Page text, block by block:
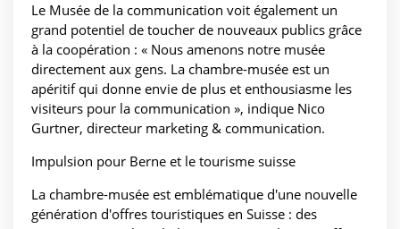
Le Musée de la communication voit également un
grand potentiel de toucher de nouveaux publics grâce
à la coopération : « Nous amenons notre musée
directement aux gens. La chambre-musée est un
apéritif qui donne envie de plus et enthousiasme les
visiteurs pour la communication », indique Nico
Gurtner, directeur marketing & communication.
Impulsion pour Berne et le tourisme suisse
La chambre-musée est emblématique d'une nouvelle
génération d'offres touristiques en Suisse : des